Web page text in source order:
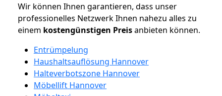
Wir können Ihnen garantieren, dass unser
professionelles Netzwerk Ihnen nahezu alles zu
einem kostengünstigen Preisanbieten können.
Entrümpelung
Haushaltsauflösung Hannover
Halteverbotszone Hannover
Möbellift Hannover